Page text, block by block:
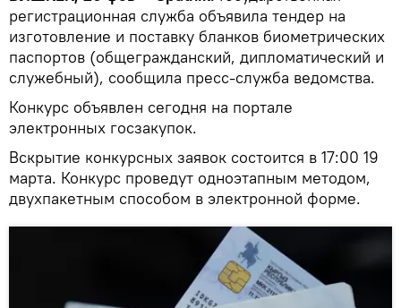
регистрационная служба объявила тендер на
изготовление и поставку бланков биометрических
паспортов (общегражданский, дипломатический и
служебный), сообщила пресс-служба ведомства.
Конкурс объявлен сегодня на портале
электронных госзакупок.
Вскрытие конкурсных заявок состоится в 17:00 19
марта. Конкурс проведут одноэтапным методом,
двухпакетным способом в электронной форме.